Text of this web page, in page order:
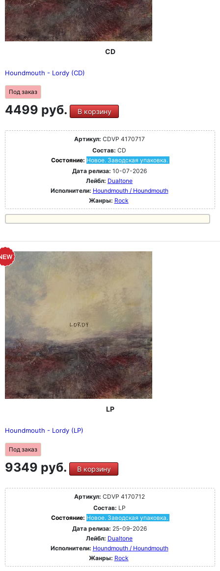
CD
Houndmouth - Lordy (CD)
Под заказ
4499 руб. В корзину
Артикул: CDVP 4170717
Состав: CD
Состояние: Новое. Заводская упаковка.
Дата релиза: 10-07-2026
Лейбл: Dualtone
Исполнители: Houndmouth / Houndmouth
Жанры: Rock
LP
Houndmouth - Lordy (LP)
Под заказ
9349 руб. В корзину
Артикул: CDVP 4170712
Состав: LP
Состояние: Новое. Заводская упаковка.
Дата релиза: 25-09-2026
Лейбл: Dualtone
Исполнители: Houndmouth / Houndmouth
Жанры: Rock